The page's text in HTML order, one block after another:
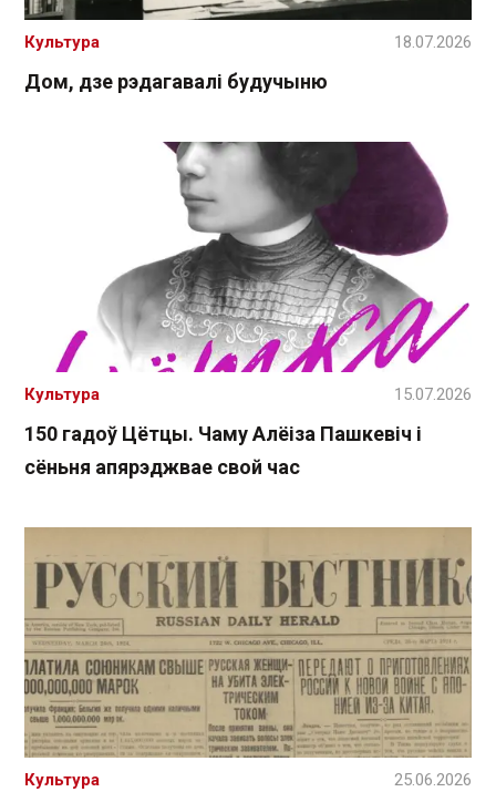
Дом, дзе рэдагавалі будучыню
Культура 18.07.2026
150 гадоў Цётцы. Чаму Алёіза Пашкевіч і
сёньня апярэджвае свой час
Культура 15.07.2026
Культура 25.06.2026